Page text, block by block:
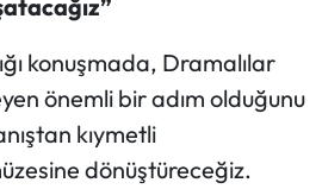
konuşmada, Dramalılar
önemli bir adım olduğunu
kıymetli
dönüştüreceğiz.